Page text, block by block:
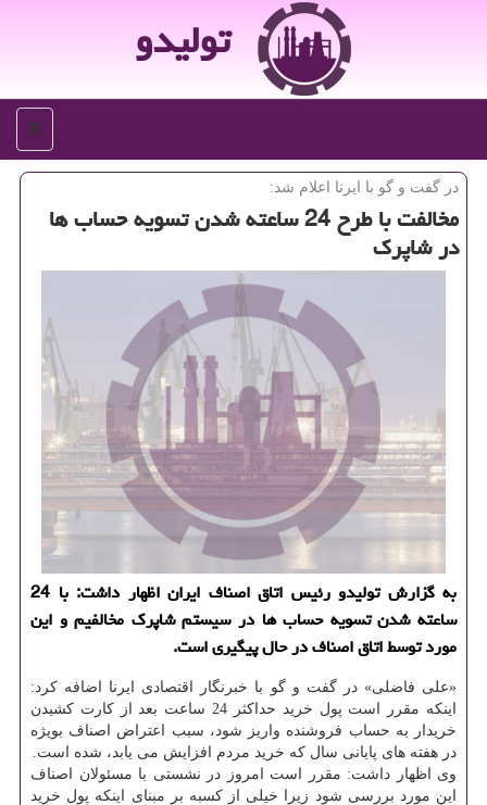
تولیدو
منو
در گفت و گو با ایرنا اعلام شد:
مخالفت با طرح 24 ساعته شدن تسویه حساب ها
در شاپرك
به گزارش تولیدو رئیس اتاق اصناف ایران اظهار داشت: با 24
ساعته شدن تسویه حساب ها در سیستم شاپرك مخالفیم و این
مورد توسط اتاق اصناف در حال پیگیری است.
«علی فاضلی» در گفت و گو با خبرنگار اقتصادی ایرنا اضافه كرد:
اینكه مقرر است پول خرید حداكثر 24 ساعت بعد از كارت كشیدن
خریدار به حساب فروشنده واریز شود، سبب اعتراض اصناف بویژه
در هفته های پایانی سال كه خرید مردم افزایش می یابد، شده است.
وی اظهار داشت: مقرر است امروز در نشستی با مسئولان اصناف
این مورد بررسی شود زیرا خیلی از كسبه بر مبنای اینكه پول خرید